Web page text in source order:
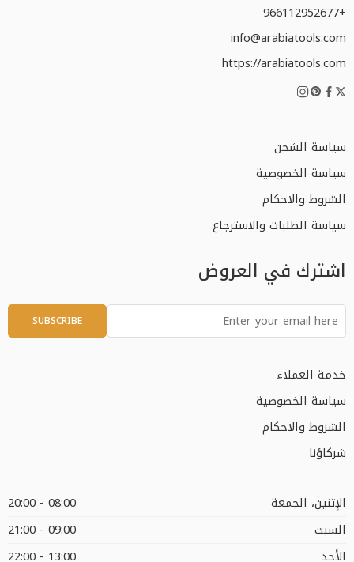
+966112952677
info@arabiatools.com
https://arabiatools.com
سياسة الشحن
سياسة الخصوصية
الشروط والاحكام
سياسة الطلبات والاسترجاع
اشترك في العروض
خدمة العملاء
سياسة الخصوصية
الشروط والاحكام
شركاؤنا
الإثنين، الجمعة
08:00 - 20:00
السبت
09:00 - 21:00
الأحد
13:00 - 22:00